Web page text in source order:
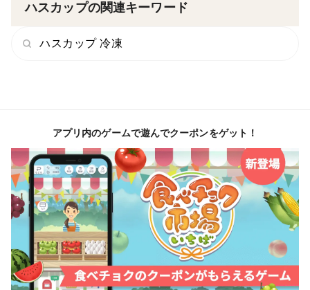
ハスカップの関連キーワード
ハスカップ 冷凍
アプリ内のゲームで遊んでクーポンをゲット！